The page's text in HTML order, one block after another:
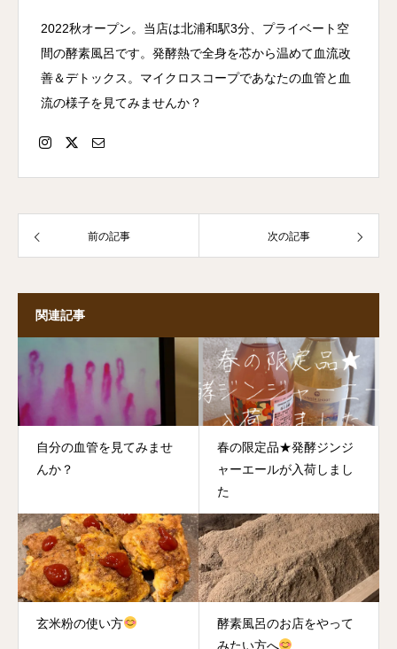
2022秋オープン。当店は北浦和駅3分、プライベート空
間の酵素風呂です。発酵熱で全身を芯から温めて血流改
善＆デトックス。マイクロスコープであなたの血管と血
流の様子を見てみませんか？
前の記事 次の記事
関連記事
自分の血管を見てみませ
んか？
春の限定品★発酵ジンジ
ャーエールが入荷しまし
た
玄米粉の使い方
酵素風呂のお店をやって
みたい方へ